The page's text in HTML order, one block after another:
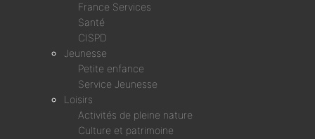
France Services
Santé
CISPD
Jeunesse
Petite enfance
Service Jeunesse
Loisirs
Activités de pleine nature
Culture et patrimoine